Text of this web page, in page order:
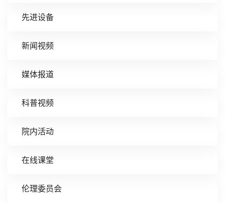
先进设备
新闻视频
媒体报道
科普视频
院内活动
在线课堂
伦理委员会